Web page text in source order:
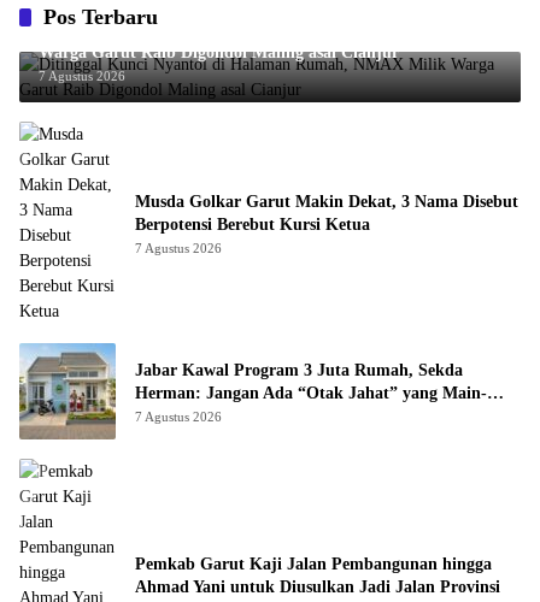
Pos Terbaru
Ditinggal Kunci Nyantol di Halaman Rumah, NMAX Milik
Warga Garut Raib Digondol Maling asal Cianjur
7 Agustus 2026
Musda Golkar Garut Makin Dekat, 3 Nama Disebut
Berpotensi Berebut Kursi Ketua
7 Agustus 2026
Jabar Kawal Program 3 Juta Rumah, Sekda
Herman: Jangan Ada “Otak Jahat” yang Main-
main
7 Agustus 2026
Pemkab Garut Kaji Jalan Pembangunan hingga
Ahmad Yani untuk Diusulkan Jadi Jalan Provinsi